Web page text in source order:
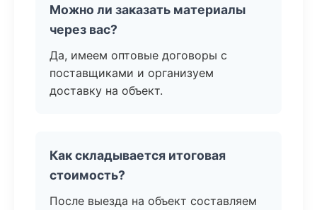
Можно ли заказать материалы
через вас?
Да, имеем оптовые договоры с
поставщиками и организуем
доставку на объект.
Как складывается итоговая
стоимость?
После выезда на объект составляем